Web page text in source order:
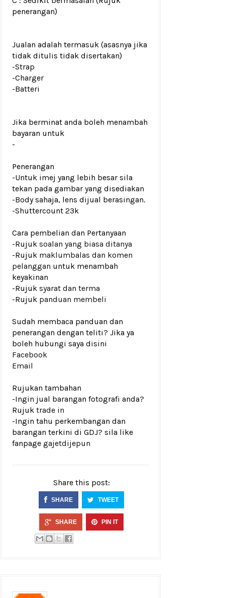
penerangan)
Jualan adalah termasuk (asasnya jika
tidak ditulis tidak disertakan)
-Strap
-Charger
-Batteri
Jika berminat anda boleh menambah
bayaran untuk
-
Penerangan
-Untuk imej yang lebih besar sila
tekan pada gambar yang disediakan
-Body sahaja, lens dijual berasingan.
-Shuttercount 23k
Cara pembelian dan Pertanyaan
-Rujuk soalan yang biasa ditanya
-Rujuk maklumbalas dan komen
pelanggan untuk menambah
keyakinan
-Rujuk syarat dan terma
-Rujuk panduan membeli
Sudah membaca panduan dan
penerangan dengan teliti? Jika ya
boleh hubungi saya disini
Facebook
Email
Rujukan tambahan
-Ingin jual barangan fotografi anda?
Rujuk trade in
-Ingin tahu perkembangan dan
barangan terkini di GDJ? sila like
fanpage gajetdijepun
Share this post:
SHARE TWEET
SHARE PIN IT